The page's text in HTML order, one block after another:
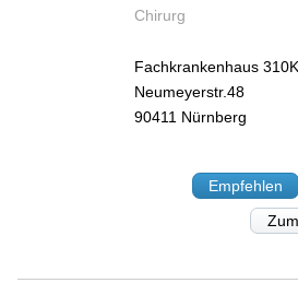
Chirurg
Fachkrankenhaus
Neumeyerstr.48
90411 Nürnberg
Empfehlen